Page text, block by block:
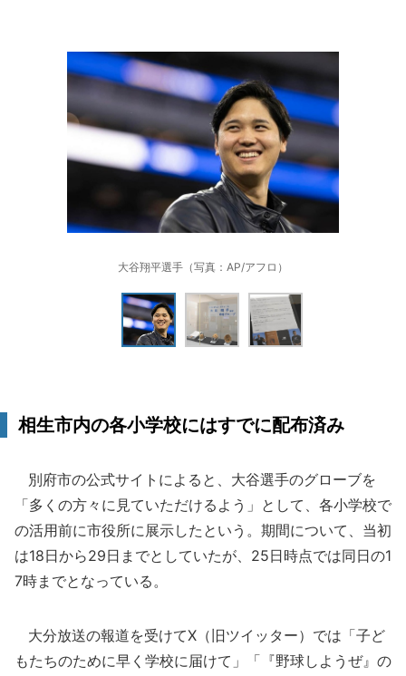
大谷翔平選手（写真：AP/アフロ）
相生市内の各小学校にはすでに配布済み
別府市の公式サイトによると、大谷選手のグローブを
「多くの方々に見ていただけるよう」として、各小学校で
の活用前に市役所に展示したという。期間について、当初
は18日から29日までとしていたが、25日時点では同日の1
7時までとなっている。
大分放送の報道を受けてX（旧ツイッター）では「子ど
もたちのために早く学校に届けて」「『野球しようぜ』の